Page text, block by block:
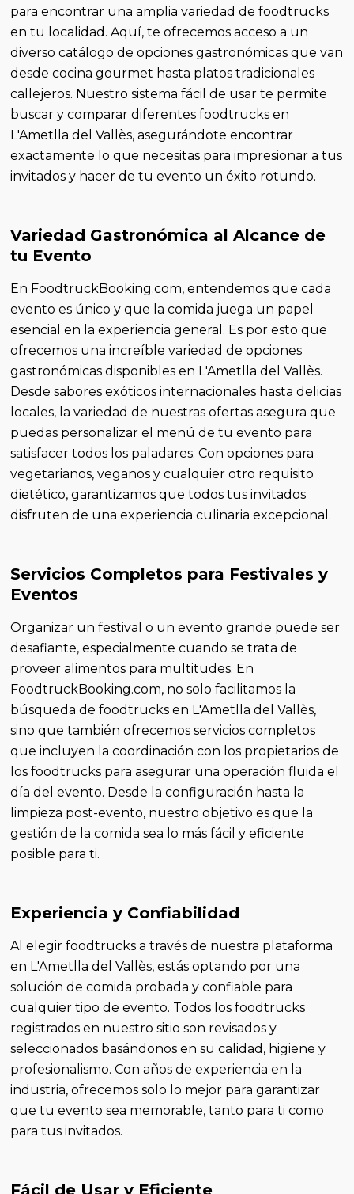
para encontrar una amplia variedad de foodtrucks
en tu localidad. Aquí, te ofrecemos acceso a un
diverso catálogo de opciones gastronómicas que van
desde cocina gourmet hasta platos tradicionales
callejeros. Nuestro sistema fácil de usar te permite
buscar y comparar diferentes foodtrucks en
L'Ametlla del Vallès, asegurándote encontrar
exactamente lo que necesitas para impresionar a tus
invitados y hacer de tu evento un éxito rotundo.
Variedad Gastronómica al Alcance de
tu Evento
En FoodtruckBooking.com, entendemos que cada
evento es único y que la comida juega un papel
esencial en la experiencia general. Es por esto que
ofrecemos una increíble variedad de opciones
gastronómicas disponibles en L'Ametlla del Vallès.
Desde sabores exóticos internacionales hasta delicias
locales, la variedad de nuestras ofertas asegura que
puedas personalizar el menú de tu evento para
satisfacer todos los paladares. Con opciones para
vegetarianos, veganos y cualquier otro requisito
dietético, garantizamos que todos tus invitados
disfruten de una experiencia culinaria excepcional.
Servicios Completos para Festivales y
Eventos
Organizar un festival o un evento grande puede ser
desafiante, especialmente cuando se trata de
proveer alimentos para multitudes. En
FoodtruckBooking.com, no solo facilitamos la
búsqueda de foodtrucks en L'Ametlla del Vallès,
sino que también ofrecemos servicios completos
que incluyen la coordinación con los propietarios de
los foodtrucks para asegurar una operación fluida el
día del evento. Desde la configuración hasta la
limpieza post-evento, nuestro objetivo es que la
gestión de la comida sea lo más fácil y eficiente
posible para ti.
Experiencia y Confiabilidad
Al elegir foodtrucks a través de nuestra plataforma
en L'Ametlla del Vallès, estás optando por una
solución de comida probada y confiable para
cualquier tipo de evento. Todos los foodtrucks
registrados en nuestro sitio son revisados y
seleccionados basándonos en su calidad, higiene y
profesionalismo. Con años de experiencia en la
industria, ofrecemos solo lo mejor para garantizar
que tu evento sea memorable, tanto para ti como
para tus invitados.
Fácil de Usar y Eficiente